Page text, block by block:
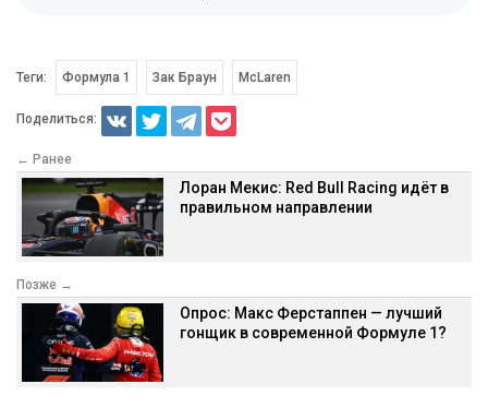
Теги: Формула 1 Зак Браун McLaren
Поделиться:
← Ранее
Лоран Мекис: Red Bull Racing идёт в
правильном направлении
Позже →
Опрос: Макс Ферстаппен — лучший
гонщик в современной Формуле 1?